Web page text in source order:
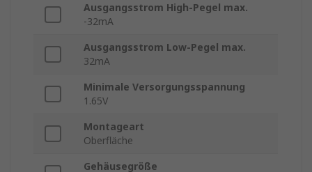
Ausgangsstrom High-Pegel max.
-32mA
Ausgangsstrom Low-Pegel max.
32mA
Minimale Versorgungsspannung
1.65V
Montageart
Oberfläche
Gehäusegröße